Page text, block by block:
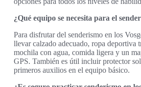
¿Qué equipo se necesita para el
Para disfrutar del senderismo en los
llevar calzado adecuado, ropa deportiva
mochila con agua, comida ligera y un
GPS. También es útil incluir protector
primeros auxilios en el equipo básico.